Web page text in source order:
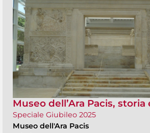
Museo dell’Ara Pacis,
Speciale Giubileo 2025
Museo dell'Ara Pacis